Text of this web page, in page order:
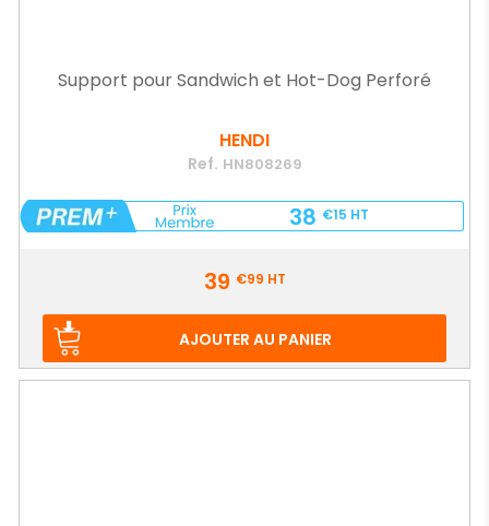
Support pour Sandwich et Hot-Dog Perforé
HENDI
Ref. HN808269
38 €15 HT
39 €99 HT
AJOUTER AU PANIER